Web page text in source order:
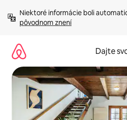
obsah.
Niektoré informácie boli
pôvodnom znení
Dajte